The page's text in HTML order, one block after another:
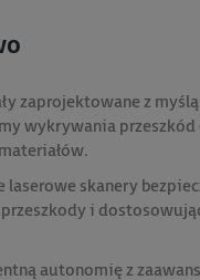
zaprojektowane z
wykrywania
laserowe skanery
i
autonomię z